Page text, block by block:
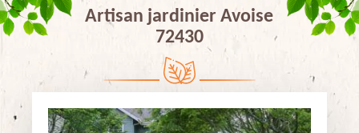
Artisan jardinier Avoise
72430